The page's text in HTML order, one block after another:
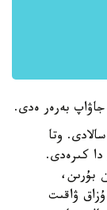
بەرەر ەدى.
وتا
دا كىرەدى.
بۇرىن،
ۋاقىت